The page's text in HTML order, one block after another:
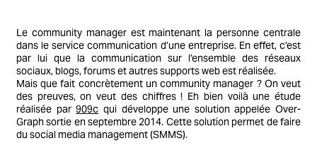
Le community manager est maintenant la personne centrale
dans le service communication d’une entreprise. En effet, c’est
par lui que la communication sur l’ensemble des réseaux
sociaux, blogs, forums et autres supports web est réalisée.
Mais que fait concrètement un community manager ? On veut
des preuves, on veut des chiffres ! Eh bien voilà une étude
réalisée par909c qui développe une solution appelée Over-
Graph sortie en septembre 2014. Cette solution permet de faire
du social media management (SMMS).